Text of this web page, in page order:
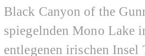
Black Canyon of the
spiegelnden Mono Lake
entlegenen irischen